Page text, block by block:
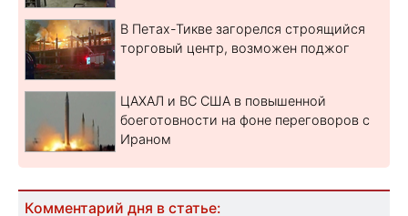
В Петах-Тикве загорелся строящийся
торговый центр, возможен поджог
ЦАХАЛ и ВС США в повышенной
боеготовности на фоне переговоров с
Ираном
Комментарий дня в статье: